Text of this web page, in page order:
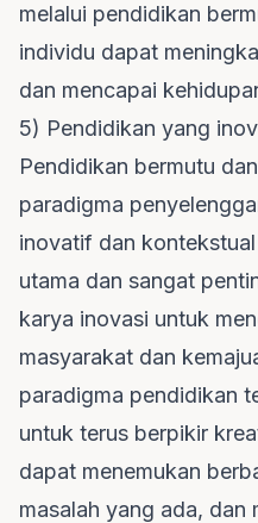
melalui pendidikan
individu dapat
dan mencapai
5) Pendidikan yang
Pendidikan bermutu
paradigma
inovatif dan
utama dan sangat
karya inovasi untuk
masyarakat dan
paradigma pendidikan
untuk terus berpikir
dapat menemukan
masalah yang ada,